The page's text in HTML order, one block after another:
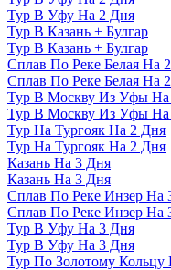
Тур В Уфу На 2 Дня
Тур В Казань + Булгар
Тур В Казань + Булгар
Сплав По Реке Белая На
Сплав По Реке Белая На
Тур В Москву Из Уфы На
Тур В Москву Из Уфы
Тур На Тургояк На 2 Дня
Тур На Тургояк На 2 Дня
Казань На 3 Дня
Казань На 3 Дня
Сплав По Реке Инзер На
Сплав По Реке Инзер На
Тур В Уфу На 3 Дня
Тур В Уфу На 3 Дня
Тур По Золотому